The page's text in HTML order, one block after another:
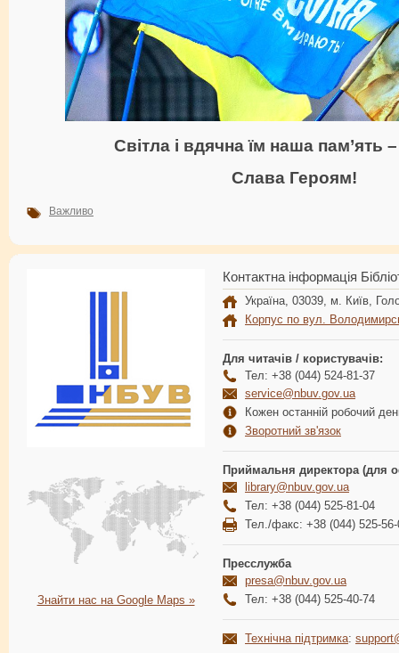
Світла і вдячна їм наша пам’ять
Слава Героям!
Важливо
Знайти нас на Google Maps »
Контактна інформація
Україна, 03039, м. Київ,
Корпус по вул.
Для читачів / користувачів:
Тел: +38 (044) 524-81-37
service@nbuv.gov.ua
Кожен останній робочий
Зворотний зв'язок
Приймальня директора (для
library@nbuv.gov.ua
Тел: +38 (044) 525-81-04
Тел./факс: +38 (044) 525-56-
Пресслужба
presa@nbuv.gov.ua
Тел: +38 (044) 525-40-74
Технічна підтримка: